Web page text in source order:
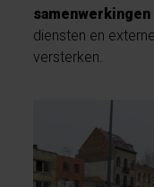
samenwerkingen
diensten en
versterken.